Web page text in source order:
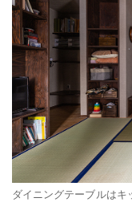
ダイニングテーブルはキ